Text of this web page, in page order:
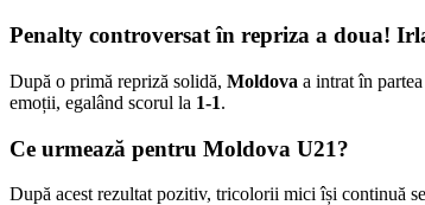
Penalty controversat în repriza a doua!
După o primă repriză solidă, Moldova a intrat în
emoții, egalând scorul la 1-1.
Ce urmează pentru Moldova U21?
După acest rezultat pozitiv, tricolorii mici își continuă